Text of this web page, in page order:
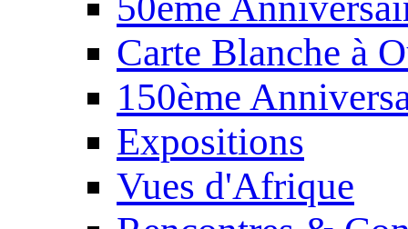
Carte Blanche à
150ème
Expositions
Vues d'Afrique